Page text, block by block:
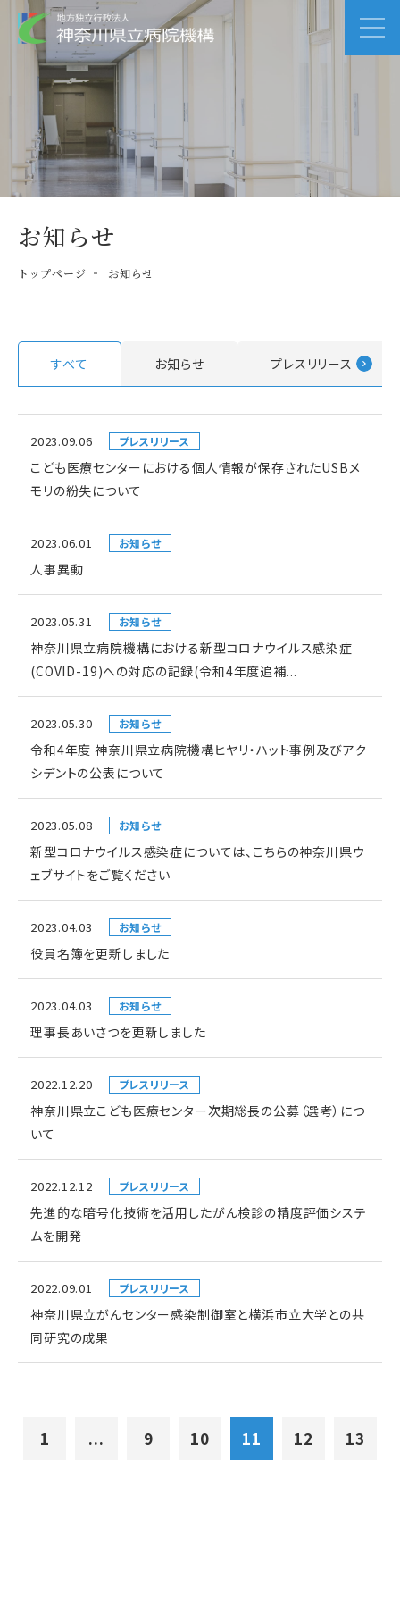
お知らせ
トップページ お知らせ
すべて お知らせ プレスリリース
2023.09.06 プレスリリース
こども医療センターにおける個人情報が保存されたUSBメ
モリの紛失について
2023.06.01 お知らせ
人事異動
2023.05.31 お知らせ
神奈川県立病院機構における新型コロナウイルス感染症
(COVID-19)への対応の記録(令和4年度追補...
2023.05.30 お知らせ
令和4年度 神奈川県立病院機構ヒヤリ・ハット事例及びアク
シデントの公表について
2023.05.08 お知らせ
新型コロナウイルス感染症については、こちらの神奈川県ウ
ェブサイトをご覧ください
2023.04.03 お知らせ
役員名簿を更新しました
2023.04.03 お知らせ
理事長あいさつを更新しました
2022.12.20 プレスリリース
神奈川県立こども医療センター次期総長の公募（選考）につ
いて
2022.12.12 プレスリリース
先進的な暗号化技術を活用したがん検診の精度評価システ
ムを開発
2022.09.01 プレスリリース
神奈川県立がんセンター感染制御室と横浜市立大学との共
同研究の成果
1 ... 9 10 11 12 13